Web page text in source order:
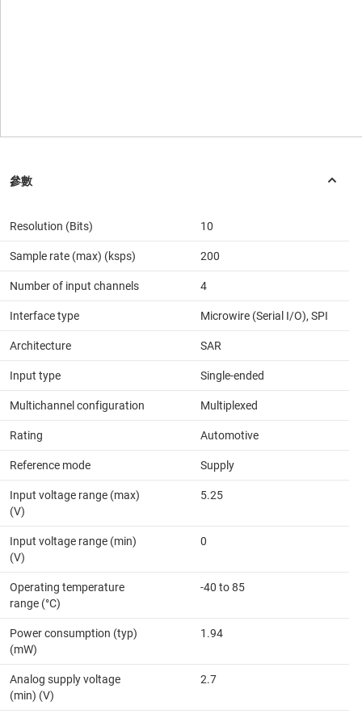
Resolution (Bits) 10
Sample rate (max) (ksps) 200
Number of input channels 4
Interface type Microwire (Serial I/O), SPI
Architecture SAR
Input type Single-ended
Multichannel configuration Multiplexed
Rating Automotive
Reference mode Supply
Input voltage range (max)
(V)
5.25
Input voltage range (min)
(V)
0
Operating temperature
range (°C)
-40 to 85
Power consumption (typ)
(mW)
1.94
Analog supply voltage
(min) (V)
2.7